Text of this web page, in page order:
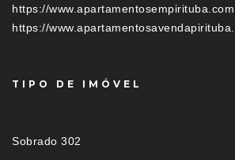
https://
https://
TIPO DE IMÓVEL
Sobrado 302